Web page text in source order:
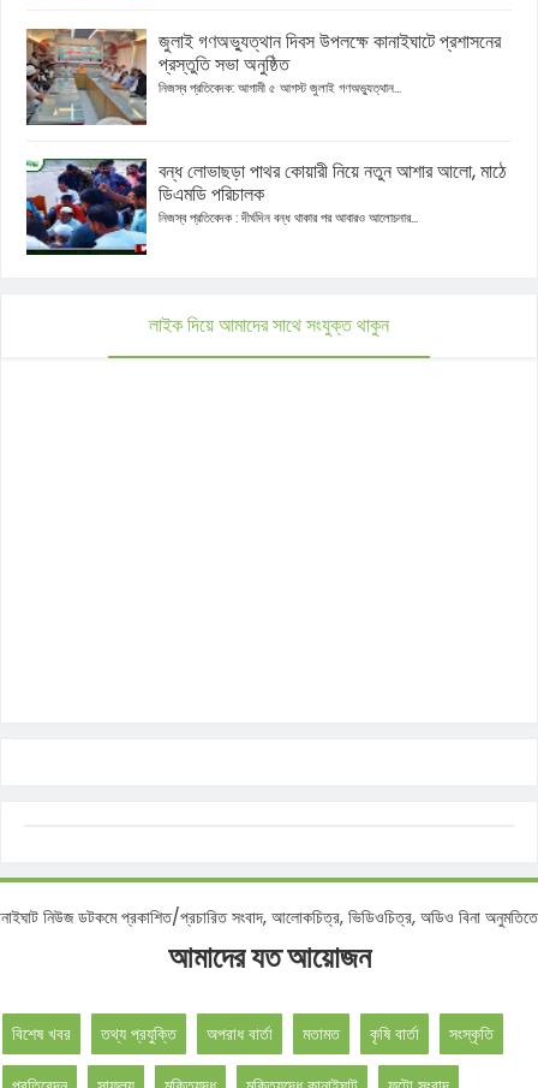
জুলাই গণঅভ্যুত্থান দিবস উপলক্ষে কানাইঘাটে প্রশাসনের
প্রস্তুতি সভা অনুষ্ঠিত
নিজস্ব প্রতিবেদক: আগামী ৫ আগস্ট জুলাই গণঅভ্যুত্থান...
বন্ধ লোভাছড়া পাথর কোয়ারী নিয়ে নতুন আশার আলো, মাঠে
ডিএমডি পরিচালক
নিজস্ব প্রতিবেদক : দীর্ঘদিন বন্ধ থাকার পর আবারও আলোচনার...
লাইক দিয়ে আমাদের সাথে সংযুক্ত থাকুন
:কানাইঘাট নিউজ ডটকমে প্রকাশিত/প্রচারিত সংবাদ, আলোকচিত্র, ভিডিওচিত্র, অডিও বিনা
আমাদের যত আয়োজন
বিশেষ খবর তথ্য প্রযুক্তি অপরাধ বার্তা মতামত কৃষি বার্তা সংস্কৃতি